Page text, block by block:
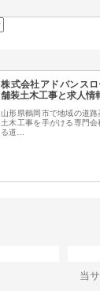
株式会社アドバンス
舗装土木工事と求人情
山形県鶴岡市で地域の道
土木工事を手がける専門
る道…
当